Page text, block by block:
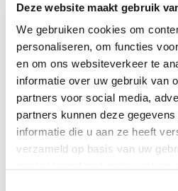
Deze website maakt gebruik
We gebruiken cookies om
personaliseren, om functies
en om ons websiteverkeer te
informatie over uw gebruik van
partners voor social media,
partners kunnen deze
informatie die u aan ze heeft
verzameld op basis van uw
Leynieuws
NR. 5